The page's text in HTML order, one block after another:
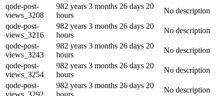
qode-post-
views_3208
982 years 3 months 26 days 20
hours
No description
qode-post-
views_3216
982 years 3 months 26 days 20
hours
No description
qode-post-
views_3243
982 years 3 months 26 days 20
hours
No description
qode-post-
views_3254
982 years 3 months 26 days 20
hours
No description
qode-post-
views_3292
982 years 3 months 26 days 20
hours
No description